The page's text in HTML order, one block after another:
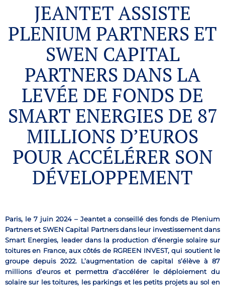
JEANTET ASSISTE
PLENIUM PARTNERS ET
SWEN CAPITAL
PARTNERS DANS LA
LEVÉE DE FONDS DE
SMART ENERGIES DE 87
MILLIONS D’EUROS
POUR ACCÉLÉRER SON
DÉVELOPPEMENT
Paris, le 7 juin 2024 – Jeantet a conseillé des fonds de Plenium
Partners et SWEN Capital Partners dans leur investissement dans
Smart Energies, leader dans la production d’énergie solaire sur
toitures en France, aux côtés de RGREEN INVEST, qui soutient le
groupe depuis 2022. L’augmentation de capital s’élève à 87
millions d’euros et permettra d’accélérer le déploiement du
solaire sur les toitures, les parkings et les petits projets au sol en